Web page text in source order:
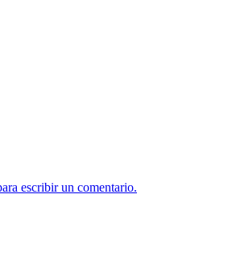
escribir un comentario.